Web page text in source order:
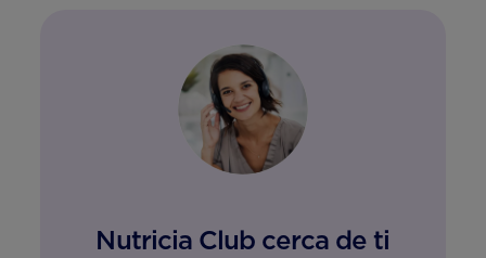
Nutricia Club cerca de ti